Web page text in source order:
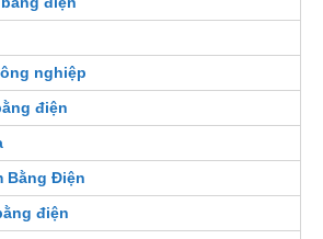
nghiệp
điện
Bằng Điện
điện